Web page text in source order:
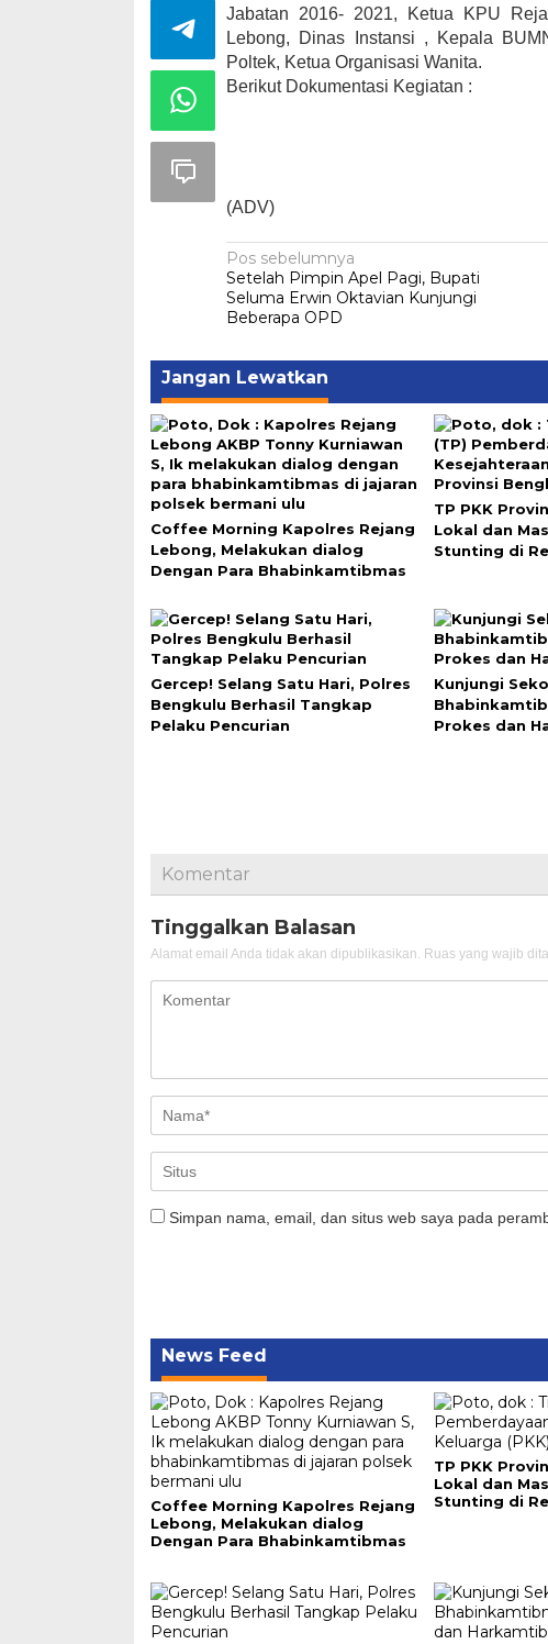
Jabatan 2016- 2021, Ketua KPU
Lebong, Dinas Instansi , Kepala
Poltek, Ketua Organisasi Wanita.
Berikut Dokumentasi Kegiatan :
(ADV)
Navigasi
pos
Pos sebelumnya
Setelah Pimpin Apel Pagi, Bupati
Seluma Erwin Oktavian Kunjungi
Beberapa OPD
Jangan Lewatkan
Coffee Morning Kapolres Rejang
Lebong, Melakukan dialog
Dengan Para Bhabinkamtibmas
TP PKK
Lokal dan
Stunting di
Gercep! Selang Satu Hari, Polres
Bengkulu Berhasil Tangkap
Pelaku Pencurian
Kunjungi
Prokes dan
Komentar
Tinggalkan Balasan
Alamat email Anda tidak akan dipublikasikan. Ruas yang wajib
Simpan nama, email, dan situs web saya pada
News Feed
Coffee Morning Kapolres Rejang
Lebong, Melakukan dialog
Dengan Para Bhabinkamtibmas
TP PKK
Lokal dan
Stunting di